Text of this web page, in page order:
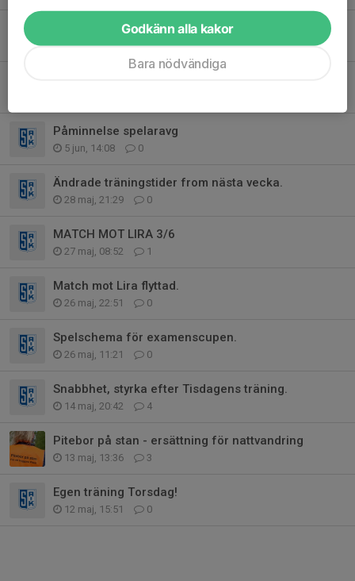
PSG lag och spelschema.
15 jun, 21:34 0
Påminnelse spelaravg
5 jun, 14:08 0
Ändrade träningstider from nästa vecka.
28 maj, 21:29 0
MATCH MOT LIRA 3/6
27 maj, 08:52 1
Match mot Lira flyttad.
26 maj, 22:51 0
Spelschema för examenscupen.
26 maj, 11:21 0
Snabbhet, styrka efter Tisdagens träning.
14 maj, 20:42 4
Pitebor på stan - ersättning för nattvandring
13 maj, 13:36 3
Egen träning Torsdag!
12 maj, 15:51 0
Godkänn alla kakor
Bara nödvändiga